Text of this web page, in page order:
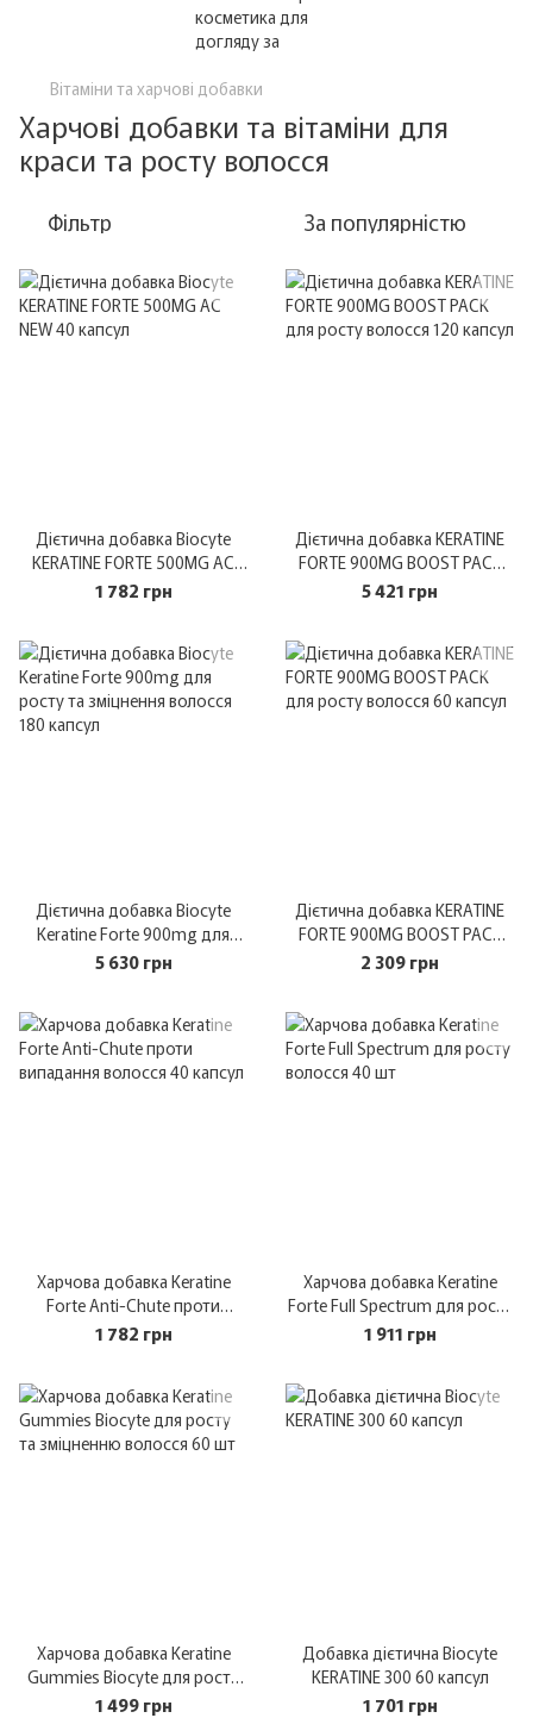
Вітаміни та харчові добавки
Харчові добавки та вітаміни для
краси та росту волосся
Фільтр За популярністю
Дієтична добавка Biocyte
KERATINE FORTE 500MG AC
NEW 40 капсул
1 782 грн
Дієтична добавка KERATINE
FORTE 900MG BOOST PACK
для росту волосся 120 капсул
5 421 грн
Дієтична добавка Biocyte
Keratine Forte 900mg для
росту та зміцнення волосся
5 630 грн
Дієтична добавка KERATINE
FORTE 900MG BOOST PACK
для росту волосся 60 капсул
2 309 грн
Харчова добавка Keratine
Forte Anti-Сhute проти
випадання волосся 40 капсул
1 782 грн
Харчова добавка Keratine
Forte Full Spectrum для росту
волосся 40 шт
1 911 грн
Харчова добавка Keratine
Gummies Biocyte для росту
та зміцненню волосся 60 шт
1 499 грн
Добавка дієтична Biocyte
KERATINE 300 60 капсул
1 701 грн